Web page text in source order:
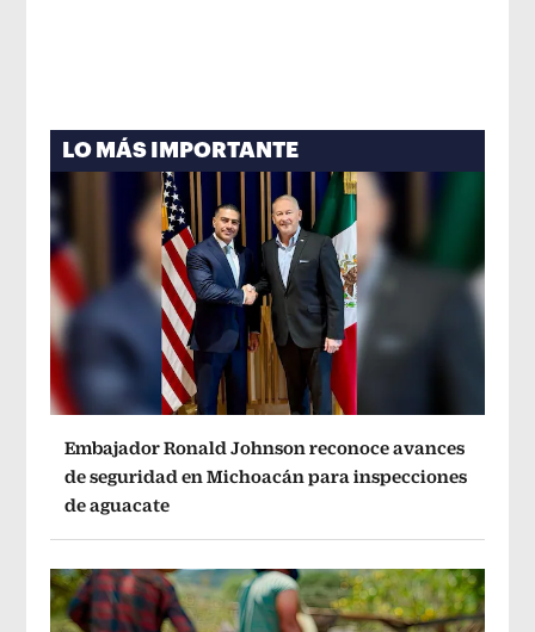
LO MÁS IMPORTANTE
Embajador Ronald Johnson reconoce avances
de seguridad en Michoacán para inspecciones
de aguacate